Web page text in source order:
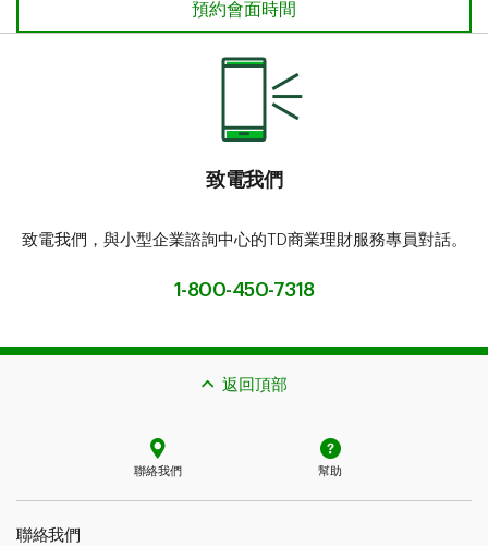
預約會面時間
致電我們
致電我們，與小型企業諮詢中心的TD商業理財服務專員對話。
1-800-450-7318
返回頂部
聯絡我們 幫助
聯絡我們